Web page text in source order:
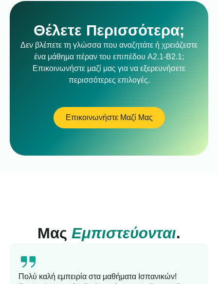
Θέλετε Περισσότερα;
Δεν βλέπετε τη γλώσσα που αναζητάτε ή χρειάζεστε
ένα μάθημα πέραν του επιπέδου A2.1-B2.1;
Επικοινωνήστε μαζί μας για να εξερευνήσετε
περισσότερες επιλογές.
Επικοινωνήστε Μαζί Μας
Μας Εμπιστεύονται.
Πολύ καλή εμπειρία στα μαθήματα Ισπανικών!